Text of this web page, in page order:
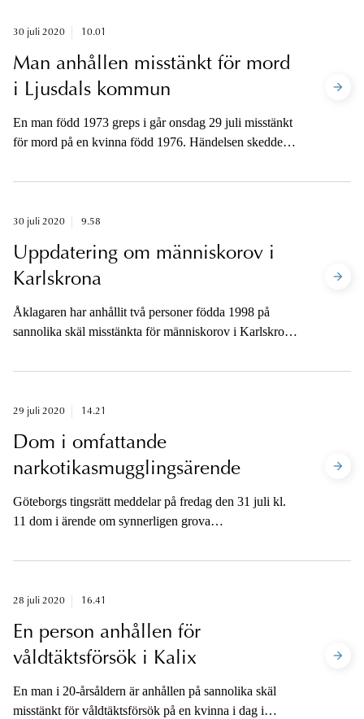
domen.
30 juli 2020 10.01
Man anhållen misstänkt för mord
i Ljusdals kommun
En man född 1973 greps i går onsdag 29 juli misstänkt
för mord på en kvinna född 1976. Händelsen skedde i
01.35 natten till torsdagen på sannolika skäl misstänkt
30 juli 2020 9.58
Uppdatering om människorov i
Karlskrona
Åklagaren har anhållit två personer födda 1998 på
sannolika skäl misstänkta för människorov i Karlskrona
i Karlskrona.
29 juli 2020 14.21
Dom i omfattande
narkotikasmugglingsärende
Göteborgs tingsrätt meddelar på fredag den 31 juli kl.
11 dom i ärende om synnerligen grova
narkotikabrott. Åklagarna är tillgängliga för media
28 juli 2020 16.41
En person anhållen för
våldtäktsförsök i Kalix
En man i 20-årsåldern är anhållen på sannolika skäl
misstänkt för våldtäktsförsök på en kvinna i dag i